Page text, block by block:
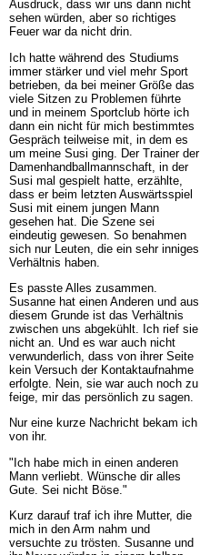
Ausdruck, dass wir uns dann nicht
sehen würden, aber so richtiges
Feuer war da nicht drin.
Ich hatte während des Studiums
immer stärker und viel mehr Sport
betrieben, da bei meiner Größe das
viele Sitzen zu Problemen führte
und in meinem Sportclub hörte ich
dann ein nicht für mich bestimmtes
Gespräch teilweise mit, in dem es
um meine Susi ging. Der Trainer der
Damenhandballmannschaft, in der
Susi mal gespielt hatte, erzählte,
dass er beim letzten Auswärtsspiel
Susi mit einem jungen Mann
gesehen hat. Die Szene sei
eindeutig gewesen. So benahmen
sich nur Leuten, die ein sehr inniges
Verhältnis haben.
Es passte Alles zusammen.
Susanne hat einen Anderen und aus
diesem Grunde ist das Verhältnis
zwischen uns abgekühlt. Ich rief sie
nicht an. Und es war auch nicht
verwunderlich, dass von ihrer Seite
kein Versuch der Kontaktaufnahme
erfolgte. Nein, sie war auch noch zu
feige, mir das persönlich zu sagen.
Nur eine kurze Nachricht bekam ich
von ihr.
"Ich habe mich in einen anderen
Mann verliebt. Wünsche dir alles
Gute. Sei nicht Böse."
Kurz darauf traf ich ihre Mutter, die
mich in den Arm nahm und
versuchte zu trösten. Susanne und